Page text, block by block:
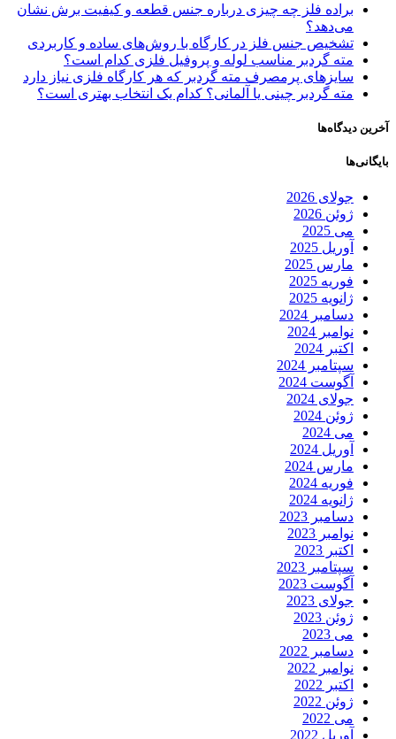
براده فلز چه چیزی درباره جنس قطعه و کیفیت برش نشان
می‌دهد؟
تشخیص جنس فلز در کارگاه با روش‌های ساده و کاربردی
مته گردبر مناسب لوله و پروفیل فلزی کدام است؟
سایزهای پرمصرف مته گردبر که هر کارگاه فلزی نیاز دارد
مته گردبر چینی یا آلمانی؟ کدام یک انتخاب بهتری است؟
آخرین دیدگاه‌ها
بایگانی‌ها
جولای 2026
ژوئن 2026
می 2025
آوریل 2025
مارس 2025
فوریه 2025
ژانویه 2025
دسامبر 2024
نوامبر 2024
اکتبر 2024
سپتامبر 2024
آگوست 2024
جولای 2024
ژوئن 2024
می 2024
آوریل 2024
مارس 2024
فوریه 2024
ژانویه 2024
دسامبر 2023
نوامبر 2023
اکتبر 2023
سپتامبر 2023
آگوست 2023
جولای 2023
ژوئن 2023
می 2023
دسامبر 2022
نوامبر 2022
اکتبر 2022
ژوئن 2022
می 2022
آوریل 2022